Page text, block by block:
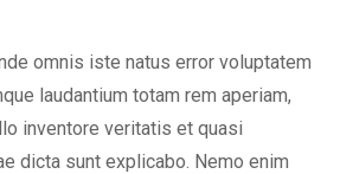
omnis iste natus error voluptatem
laudantium totam rem aperiam,
inventore veritatis et quasi
dicta sunt explicabo. Nemo enim